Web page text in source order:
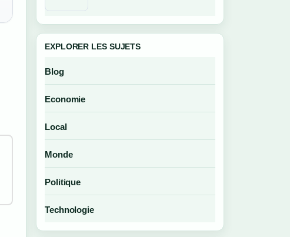
EXPLORER LES SUJETS
Blog
Economie
Local
Monde
Politique
Technologie